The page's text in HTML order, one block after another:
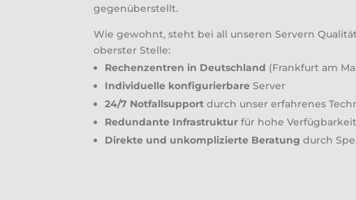
gegenüberstellt.
Wie gewohnt, steht bei all unseren Servern
oberster Stelle:
Rechenzentren in Deutschland (Frankfurt am
Individuelle konfigurierbareServer
24/7 Notfallsupport durch unser erfahrenes
Redundante Infrastruktur für hohe Verfügbarkeit
Direkte und unkomplizierte Beratung durch